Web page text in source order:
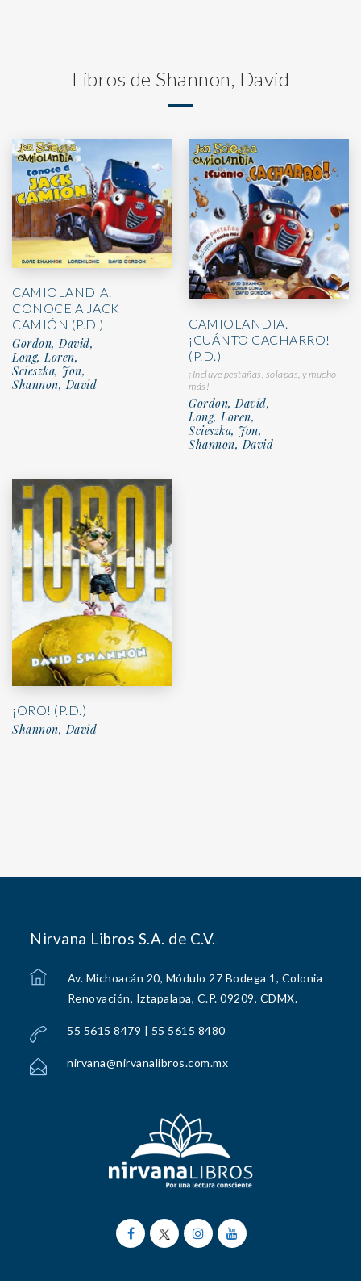
Libros de Shannon, David
CAMIOLANDIA.
CONOCE A JACK
CAMIÓN (P.D.)
Gordon, David,
Long, Loren,
Scieszka, Jon,
Shannon, David
CAMIOLANDIA.
¡CUÁNTO CACHARRO!
(P.D.)
¡Incluye pestañas, solapas, y mucho
más!
Gordon, David,
Long, Loren,
Scieszka, Jon,
Shannon, David
¡ORO! (P.D.)
Shannon, David
Nirvana Libros S.A. de C.V.
Av. Michoacán 20, Módulo 27 Bodega 1, Colonia
Renovación, Iztapalapa, C.P. 09209, CDMX.
55 5615 8479 | 55 5615 8480
nirvana@nirvanalibros.com.mx